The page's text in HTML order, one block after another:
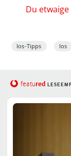
Du
Ios-Tipps Ios
featured